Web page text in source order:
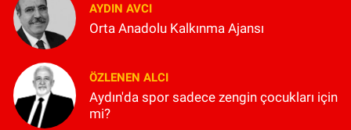
AYDIN AVCI
Orta Anadolu Kalkınma Ajansı
ÖZLENEN ALCI
Aydın'da spor sadece zengin çocukları için
mi?